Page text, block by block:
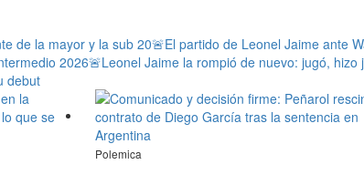
de la mayor y la sub 20🚨El partido de Leonel Jaime ante
2026🚨Leonel Jaime la rompió de nuevo: jugó,
debut
Polemica